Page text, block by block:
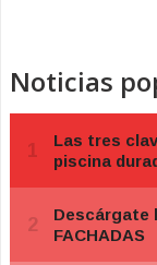
Noticias